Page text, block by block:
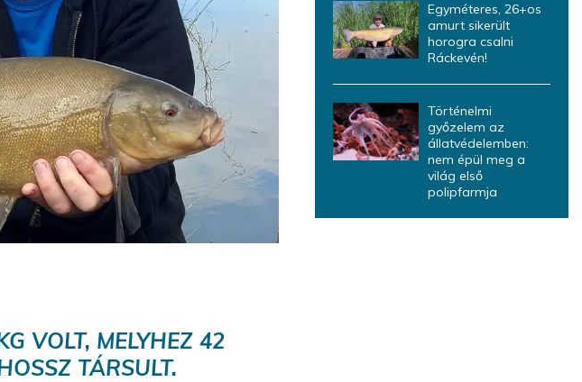
VOLT, MELYHEZ 42
TÁRSULT.
Egyméteres, 26+os
amurt sikerült
horogra csalni
Ráckevén!
Történelmi
győzelem az
állatvédelemben:
nem épül meg a
világ első
polipfarmja